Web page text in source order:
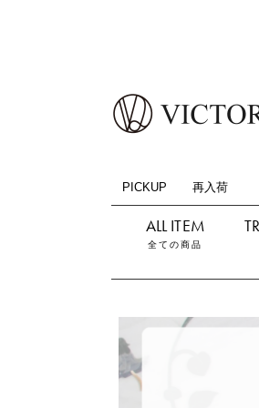
PICKUP 再入荷
全ての商品